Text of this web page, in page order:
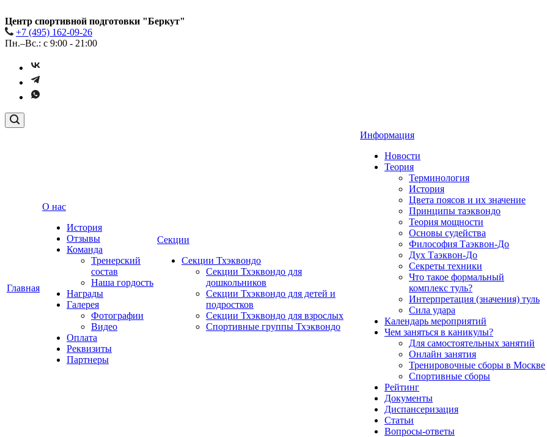
Центр спортивной подготовки "Беркут"
+7 (495) 162-09-26
Пн.–Вс.: с 9:00 - 21:00
Главная
О нас
История
Отзывы
Команда
Тренерский
состав
Наша гордость
Награды
Галерея
Фотографии
Видео
Оплата
Реквизиты
Партнеры
Секции
Секции Тхэквондо
Секции Тхэквондо для
дошкольников
Секции Тхэквондо для детей и
подростков
Секции Тхэквондо для взрослых
Спортивные группы Тхэквондо
Информация
Новости
Теория
Терминология
История
Цвета поясов и их значение
Принципы таэквондо
Теория мощности
Основы судейства
Философия Таэквон-До
Дух Таэквон-До
Секреты техники
Что такое формальный
комплекс туль?
Интерпретация (значения) туль
Сила удара
Календарь мероприятий
Чем заняться в каникулы?
Для самостоятельных занятий
Онлайн занятия
Тренировочные сборы в Москве
Спортивные сборы
Рейтинг
Документы
Диспансеризация
Статьи
Вопросы-ответы